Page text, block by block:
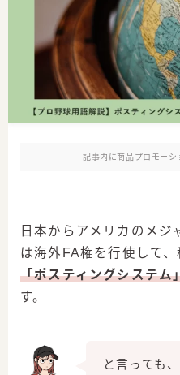
記事内に商品プロモー
日本からアメリカのメジ
は海外FA権を行使して、
「ポスティングシステム
す。
と言っても